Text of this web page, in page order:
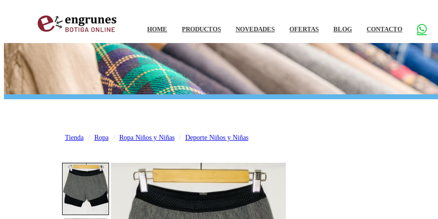
HOME PRODUCTOS NOVEDADES OFERTAS BLOG CONTACTO
Tienda Ropa Ropa Niños y Niñas Deporte Niños y Niñas